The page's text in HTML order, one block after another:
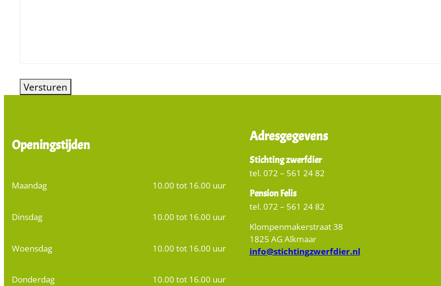
Openingstijden
Maandag 10.00 tot 16.00 uur
Dinsdag 10.00 tot 16.00 uur
Woensdag 10.00 tot 16.00 uur
Donderdag 10.00 tot 16.00 uur
Adresgegevens
Stichting zwerfdier
tel. 072 – 561 24 82
Pension Felis
tel. 072 – 561 24 82
Klompenmakerstraat 38
1825 AG Alkmaar
info@stichtingzwerfdier.nl